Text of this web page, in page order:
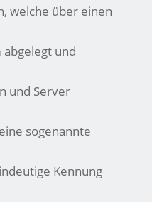
welche über einen
und
und Server
sogenannte
Kennung